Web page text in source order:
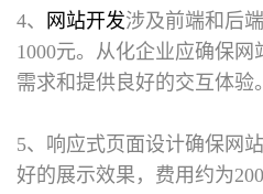
4、 网站开发涉及前端和后
1000元。从化企业应确保
需求和提供良好的交互体验。
5、响应式页面设计确保网
好的展示效果，费用约为